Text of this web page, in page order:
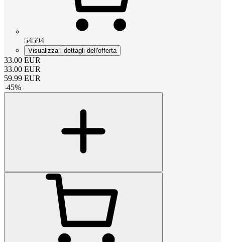
54594
Visualizza i dettagli dell'offerta
33.00 EUR
33.00 EUR
59.99 EUR
-45%